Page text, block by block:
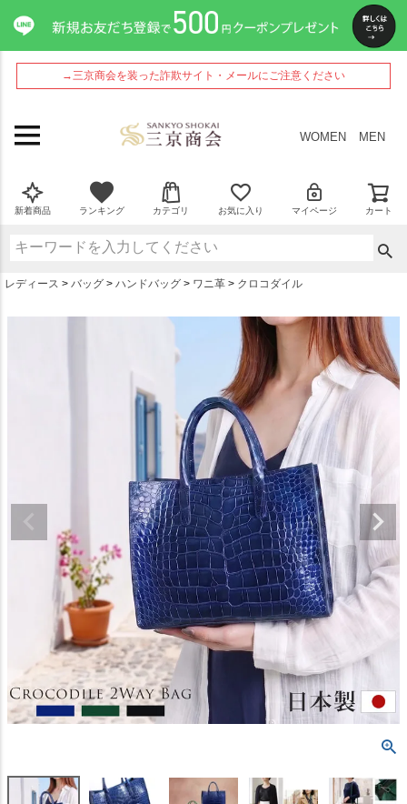
→三京商会を装った詐欺サイト・メールにご注意ください
WOMEN MEN
新着商品 ランキング カテゴリ お気に入り マイページ カート
レディース バッグ ハンドバッグ ワニ革 クロコダイル
ペー
ジト
ップ
へ